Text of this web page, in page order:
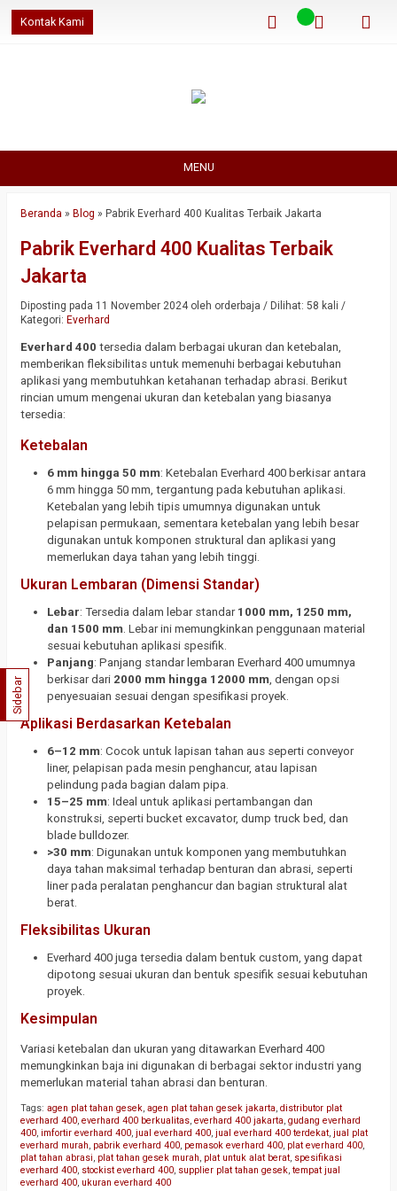
Kontak Kami
MENU
Beranda » Blog » Pabrik Everhard 400 Kualitas Terbaik Jakarta
Pabrik Everhard 400 Kualitas Terbaik
Jakarta
Diposting pada 11 November 2024 oleh orderbaja / Dilihat: 58 kali /
Kategori: Everhard
Everhard 400 tersedia dalam berbagai ukuran dan ketebalan,
memberikan fleksibilitas untuk memenuhi berbagai kebutuhan
aplikasi yang membutuhkan ketahanan terhadap abrasi. Berikut
rincian umum mengenai ukuran dan ketebalan yang biasanya
tersedia:
Ketebalan
6 mm hingga 50 mm: Ketebalan Everhard 400 berkisar antara
6 mm hingga 50 mm, tergantung pada kebutuhan aplikasi.
Ketebalan yang lebih tipis umumnya digunakan untuk
pelapisan permukaan, sementara ketebalan yang lebih besar
digunakan untuk komponen struktural dan aplikasi yang
memerlukan daya tahan yang lebih tinggi.
Ukuran Lembaran (Dimensi Standar)
Lebar: Tersedia dalam lebar standar 1000 mm, 1250 mm,
dan 1500 mm . Lebar ini memungkinkan penggunaan material
sesuai kebutuhan aplikasi spesifik.
Panjang: Panjang standar lembaran Everhard 400 umumnya
berkisar dari 2000 mm hingga 12000 mm , dengan opsi
penyesuaian sesuai dengan spesifikasi proyek.
Aplikasi Berdasarkan Ketebalan
6–12 mm: Cocok untuk lapisan tahan aus seperti conveyor
liner, pelapisan pada mesin penghancur, atau lapisan
pelindung pada bagian dalam pipa.
15–25 mm: Ideal untuk aplikasi pertambangan dan
konstruksi, seperti bucket excavator, dump truck bed, dan
blade bulldozer.
>30 mm: Digunakan untuk komponen yang membutuhkan
daya tahan maksimal terhadap benturan dan abrasi, seperti
liner pada peralatan penghancur dan bagian struktural alat
berat.
Fleksibilitas Ukuran
Everhard 400 juga tersedia dalam bentuk custom, yang dapat
dipotong sesuai ukuran dan bentuk spesifik sesuai kebutuhan
proyek.
Kesimpulan
Variasi ketebalan dan ukuran yang ditawarkan Everhard 400
memungkinkan baja ini digunakan di berbagai sektor industri yang
memerlukan material tahan abrasi dan benturan.
Tags: agen plat tahan gesek, agen plat tahan gesek jakarta, distributor plat
everhard 400, everhard 400 berkualitas, everhard 400 jakarta, gudang everhard
400, imfortir everhard 400, jual everhard 400, jual everhard 400 terdekat, jual plat
everhard murah, pabrik everhard 400, pemasok everhard 400, plat everhard 400,
plat tahan abrasi, plat tahan gesek murah, plat untuk alat berat, spesifikasi
everhard 400, stockist everhard 400, supplier plat tahan gesek, tempat jual
everhard 400, ukuran everhard 400
Sidebar